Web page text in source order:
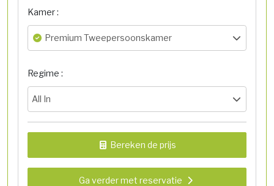
Kamer :
Premium Tweepersoonskamer
Regime :
All In
Bereken de prijs
Ga verder met reservatie